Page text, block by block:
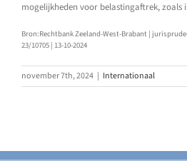
mogelijkheden voor belastingaftrek, zoals
Bron:Rechtbank Zeeland-West-Brabant |
23/10705 | 13-10-2024
november 7th, 2024 | Internationaal